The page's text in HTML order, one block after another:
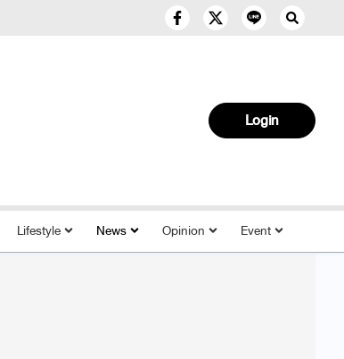
Login
Lifestyle News Opinion Event